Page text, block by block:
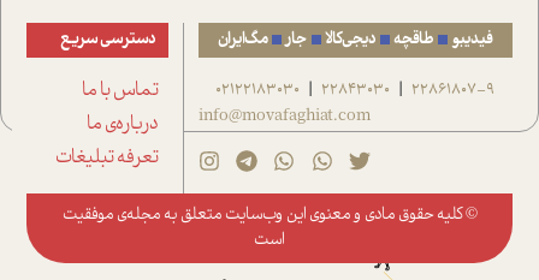
فیدیبو طاقچه دیجی‌کالا جار مگ‌ایران
22861807-9
|
22843030
|
02122183030
info@movafaghiat.com
دسترسی سریع
تماس با ما
درباره‌ی ما
تعرفه تبلیغات
© کلیه حقوق مادی و معنوی این وب‌سایت متعلق به مجله‌ی موفقیت
است